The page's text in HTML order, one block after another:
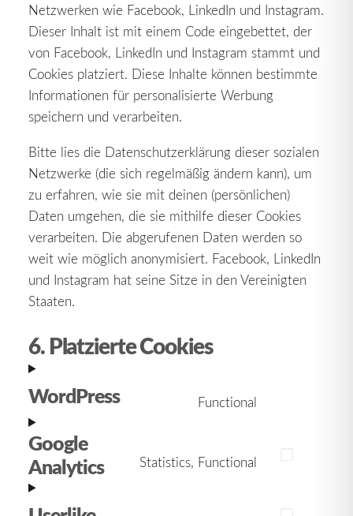
Netzwerken wie Facebook, LinkedIn und Instagram.
Dieser Inhalt ist mit einem Code eingebettet, der
von Facebook, LinkedIn und Instagram stammt und
Cookies platziert. Diese Inhalte können bestimmte
Informationen für personalisierte Werbung
speichern und verarbeiten.
Bitte lies die Datenschutzerklärung dieser sozialen
Netzwerke (die sich regelmäßig ändern kann), um
zu erfahren, wie sie mit deinen (persönlichen)
Daten umgehen, die sie mithilfe dieser Cookies
verarbeiten. Die abgerufenen Daten werden so
weit wie möglich anonymisiert. Facebook, LinkedIn
und Instagram hat seine Sitze in den Vereinigten
Staaten.
6. Platzierte Cookies
WordPress Functional
Google
Analytics
Statistics, Functional